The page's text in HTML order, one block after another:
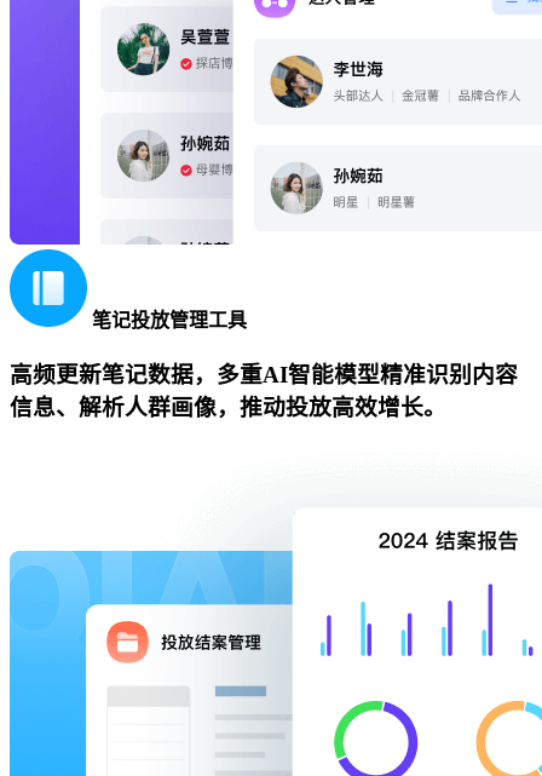
笔记投放管理工具
高频更新笔记数据，多重AI智能模型精准识别内容
信息、解析人群画像，推动投放高效增长。